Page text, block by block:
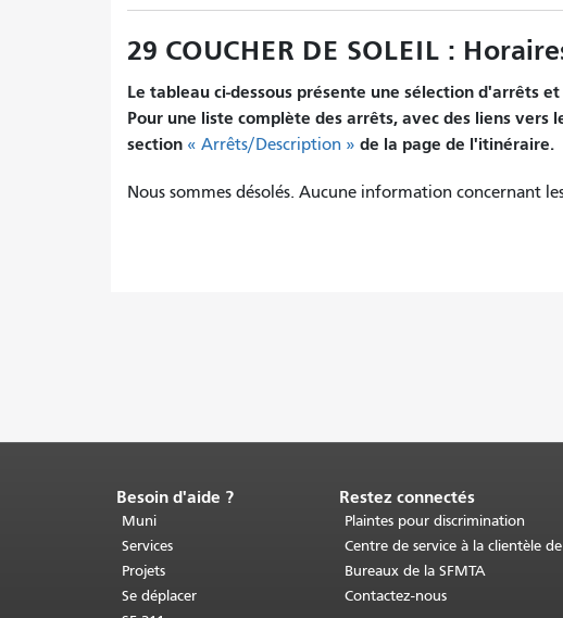
29 COUCHER DE SOLEIL :
Le tableau ci-dessous présente une sélection d'arrêts
Pour une liste complète des arrêts, avec des liens
section « Arrêts/Description » de la page de l'itinéraire.
Nous sommes désolés. Aucune information concernant
Fin
du
contenu
de
la
page.Le
Besoin d'aide ?
Muni
Services
Projets
Se déplacer
Restez connectés
Plaintes pour discrimination
Centre de service à la clientèle
Bureaux de la SFMTA
Contactez-nous